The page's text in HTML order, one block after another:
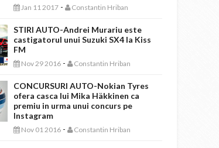
Jan 11 2017 - Constantin Hriban
STIRI AUTO-Andrei Murariu este
castigatorul unui Suzuki SX4 la Kiss
FM
Nov 29 2016 - Constantin Hriban
CONCURSURI AUTO-Nokian Tyres
ofera casca lui Mika Häkkinen ca
premiu in urma unui concurs pe
Instagram
Nov 01 2016 - Constantin Hriban